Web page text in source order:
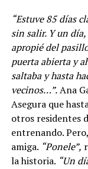
“Estuve 85 días
sin salir. Y un
apropié del
puerta abierta y
saltaba y hasta
vecinos…”.Ana
Asegura que
otros residentes
entrenando.
amiga. “Ponele”,
la historia. “Un